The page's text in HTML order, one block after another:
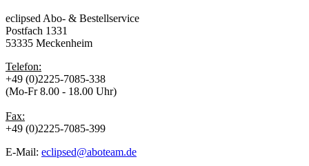
eclipsed Abo- & Bestellservice
Postfach 1331
53335 Meckenheim
Telefon:
+49 (0)2225-7085-338
(Mo-Fr 8.00 - 18.00 Uhr)
Fax:
+49 (0)2225-7085-399
E-Mail: eclipsed@aboteam.de